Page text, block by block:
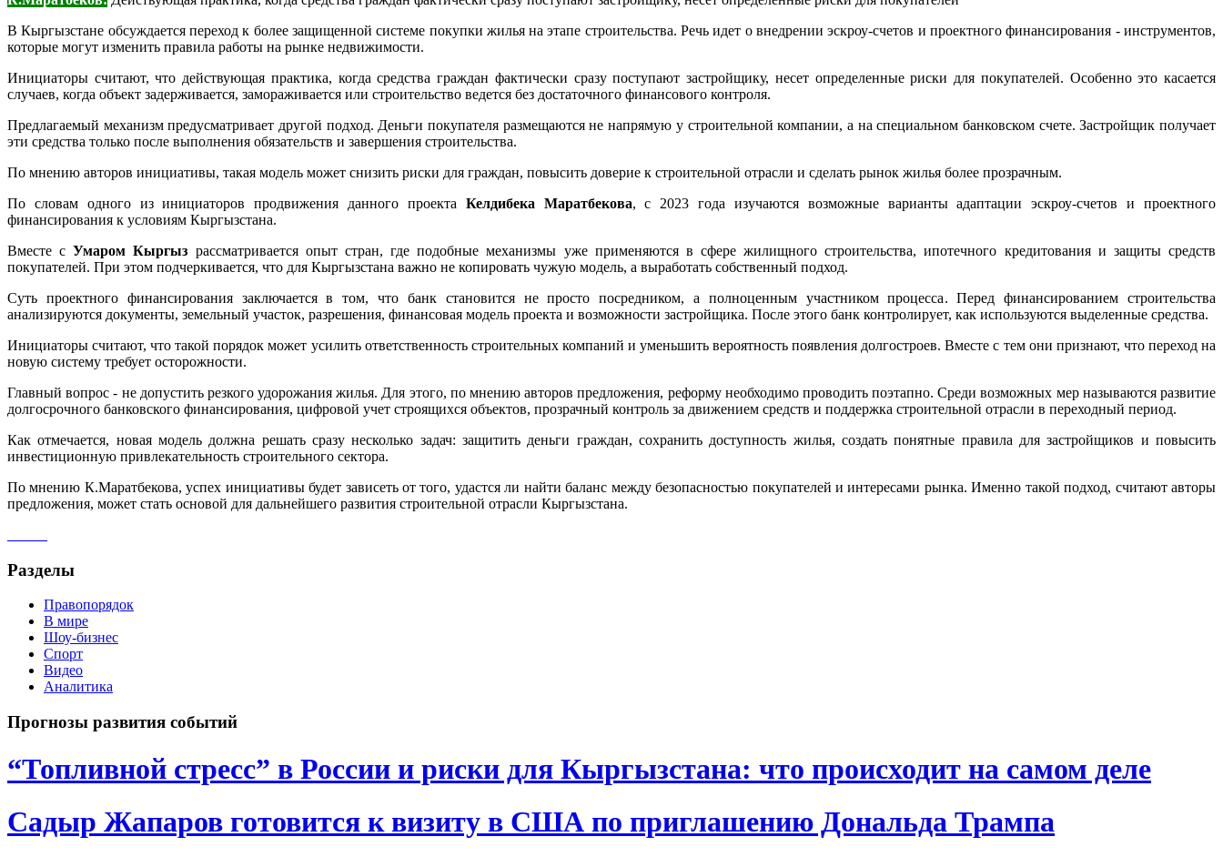
В Кыргызстане обсуждается переход к более защищенной системе покупки жилья на этапе строительства. Речь идет о внедрении эскроу-счетов и проектного финансирования - инструментов,
которые могут изменить правила работы на рынке недвижимости.
Инициаторы считают, что действующая практика, когда средства граждан фактически сразу поступают застройщику, несет определенные риски для покупателей. Особенно это касается
случаев, когда объект задерживается, замораживается или строительство ведется без достаточного финансового контроля.
Предлагаемый механизм предусматривает другой подход. Деньги покупателя размещаются не напрямую у строительной компании, а на специальном банковском счете. Застройщик получает
эти средства только после выполнения обязательств и завершения строительства.
По мнению авторов инициативы, такая модель может снизить риски для граждан, повысить доверие к строительной отрасли и сделать рынок жилья более прозрачным.
По словам одного из инициаторов продвижения данного проекта Келдибека Маратбекова, с 2023 года изучаются возможные варианты адаптации эскроу-счетов и проектного
финансирования к условиям Кыргызстана.
Вместе сУмаром Кыргыз рассматривается опыт стран, где подобные механизмы уже применяются в сфере жилищного строительства, ипотечного кредитования и защиты средств
покупателей. При этом подчеркивается, что для Кыргызстана важно не копировать чужую модель, а выработать собственный подход.
Суть проектного финансирования заключается в том, что банк становится не просто посредником, а полноценным участником процесса. Перед финансированием строительства
анализируются документы, земельный участок, разрешения, финансовая модель проекта и возможности застройщика. После этого банк контролирует, как используются выделенные средства.
Инициаторы считают, что такой порядок может усилить ответственность строительных компаний и уменьшить вероятность появления долгостроев. Вместе с тем они признают, что переход на
новую систему требует осторожности.
Главный вопрос - не допустить резкого удорожания жилья. Для этого, по мнению авторов предложения, реформу необходимо проводить поэтапно. Среди возможных мер называются развитие
долгосрочного банковского финансирования, цифровой учет строящихся объектов, прозрачный контроль за движением средств и поддержка строительной отрасли в переходный период.
Как отмечается, новая модель должна решать сразу несколько задач: защитить деньги граждан, сохранить доступность жилья, создать понятные правила для застройщиков и повысить
инвестиционную привлекательность строительного сектора.
По мнению К.Маратбекова, успех инициативы будет зависеть от того, удастся ли найти баланс между безопасностью покупателей и интересами рынка. Именно такой подход, считают авторы
предложения, может стать основой для дальнейшего развития строительной отрасли Кыргызстана.
Разделы
Правопорядок
В мире
Шоу-бизнес
Спорт
Видео
Аналитика
Прогнозы развития событий
“Топливной стресс” в России и риски для Кыргызстана: что происходит на самом деле
Садыр Жапаров готовится к визиту в США по приглашению Дональда Трампа